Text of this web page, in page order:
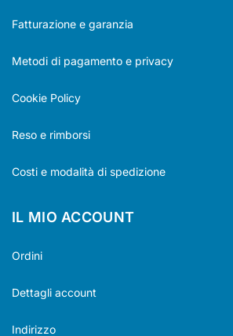
Fatturazione e garanzia
Metodi di pagamento e privacy
Cookie Policy
Reso e rimborsi
Costi e modalità di spedizione
IL MIO ACCOUNT
Ordini
Dettagli account
Indirizzo